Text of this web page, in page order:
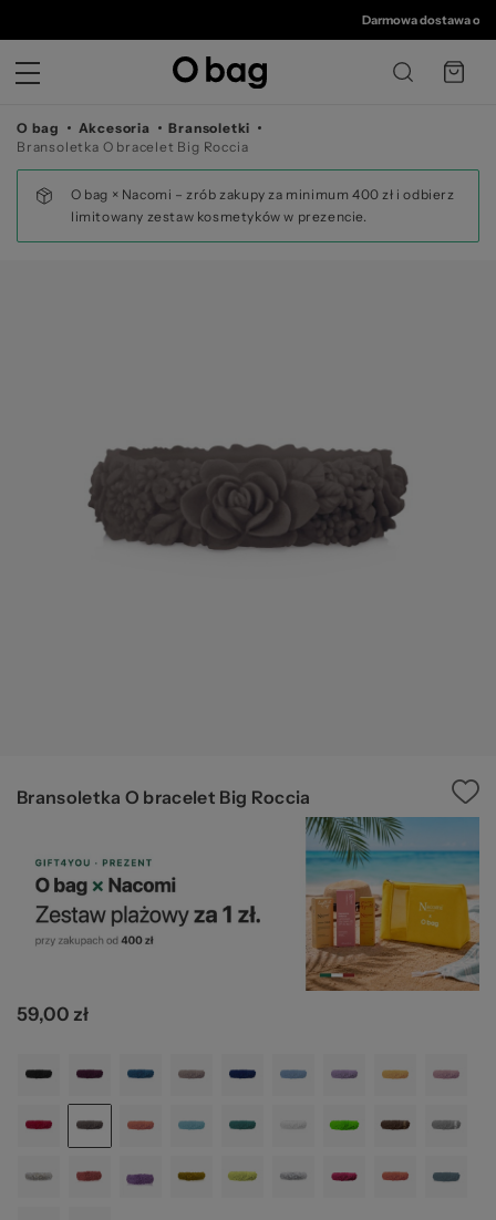
©
Darmowa dostawa od
O bag Akcesoria
Bransoletki
Bransoletka O bracelet Big Roccia
O bag × Nacomi – zrób zakupy za minimum 400 zł i odbierz
limitowany zestaw kosmetyków w prezencie.
Bransoletka O bracelet Big Roccia
59,00 zł